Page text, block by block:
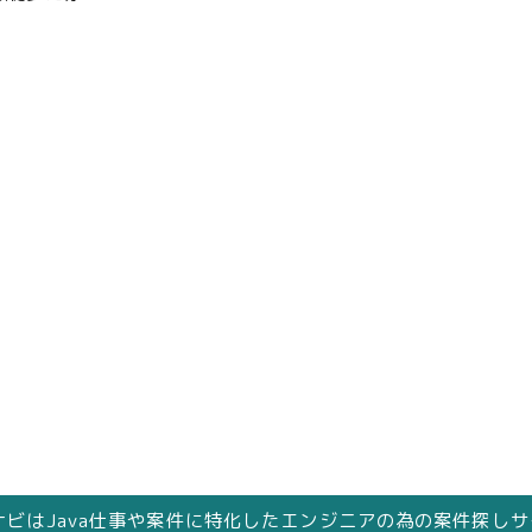
はJava仕事や案件に特化したエンジニアの為の案件探しサ